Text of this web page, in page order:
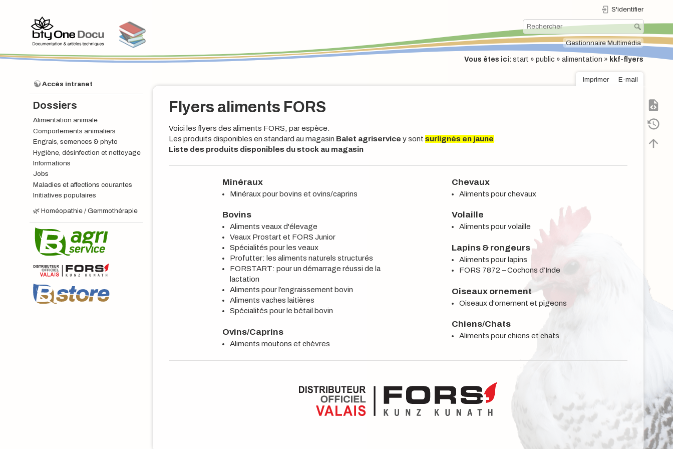
S'identifier
Gestionnaire Multimédia
Vous êtes ici:start »public »alimentation » kkf-flyers
Accès intranet
Dossiers
Alimentation animale
Comportements animaliers
Engrais, semences & phyto
Hygiène, désinfection et nettoyage
Informations
Jobs
Maladies et affections courantes
Initiatives populaires
🌿 Homéopathie / Gemmothérapie
Imprimer E-mail
Flyers aliments FORS
Voici les flyers des aliments FORS, par espèce.
Les produits disponibles en standard au magasin Balet agriservice y sont surlignés en jaune
Liste des produits disponibles du stock au magasin
Minéraux
Minéraux pour bovins et ovins/caprins
Bovins
Aliments veaux d'élevage
Veaux Prostart et FORS Junior
Spécialités pour les veaux
Profutter: les aliments naturels structurés
FORSTART: pour un démarrage réussi de la
lactation
Aliments pour l’engraissement bovin
Aliments vaches laitières
Spécialités pour le bétail bovin
Ovins/Caprins
Aliments moutons et chèvres
Chevaux
Aliments pour chevaux
Volaille
Aliments pour volaille
Lapins & rongeurs
Aliments pour lapins
FORS 7872 – Cochons d’Inde
Oiseaux ornement
Oiseaux d'ornement et pigeons
Chiens/Chats
Aliments pour chiens et chats